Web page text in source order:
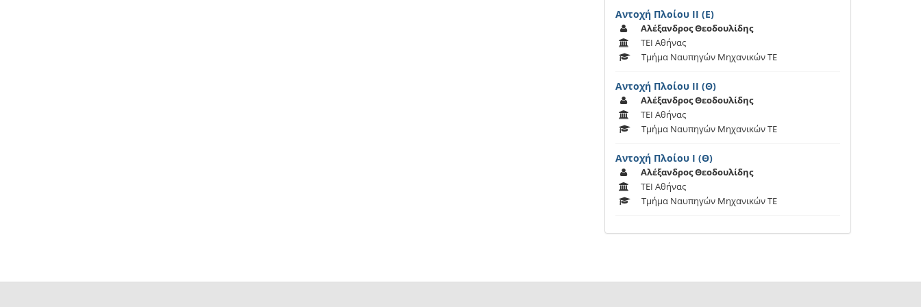
Αντοχή Πλοίου ΙΙ (Ε)
Αλέξανδρος Θεοδουλίδης
ΤΕΙ Αθήνας
Τμήμα Ναυπηγών Μηχανικών ΤΕ
Αντοχή Πλοίου ΙΙ (Θ)
Αλέξανδρος Θεοδουλίδης
ΤΕΙ Αθήνας
Τμήμα Ναυπηγών Μηχανικών ΤΕ
Αντοχή Πλοίου Ι (Θ)
Αλέξανδρος Θεοδουλίδης
ΤΕΙ Αθήνας
Τμήμα Ναυπηγών Μηχανικών ΤΕ